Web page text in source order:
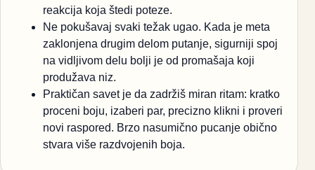
reakcija koja štedi poteze.
Ne pokušavaj svaki težak ugao. Kada je meta
zaklonjena drugim delom putanje, sigurniji spoj
na vidljivom delu bolji je od promašaja koji
produžava niz.
Praktičan savet je da zadržiš miran ritam: kratko
proceni boju, izaberi par, precizno klikni i proveri
novi raspored. Brzo nasumično pucanje obično
stvara više razdvojenih boja.